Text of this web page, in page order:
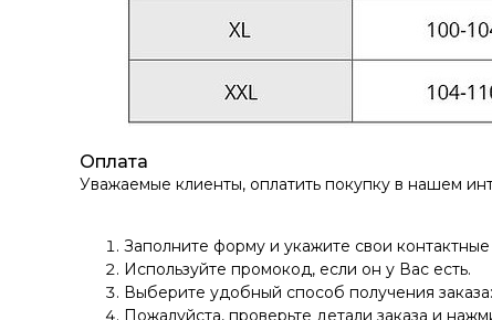
Оплата
Уважаемые клиенты, оплатить покупку в нашем
Заполните форму и укажите свои
Используйте промокод, если он у Вас есть.
Выберите удобный способ получения
Пожалуйста, проверьте детали заказа и